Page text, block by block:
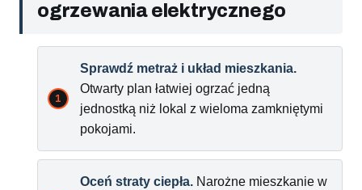
ogrzewania elektrycznego
Sprawdź metraż i układ mieszkania.
Otwarty plan łatwiej ogrzać jedną
jednostką niż lokal z wieloma zamkniętymi
pokojami.
Oceń straty ciepła. Narożne mieszkanie w